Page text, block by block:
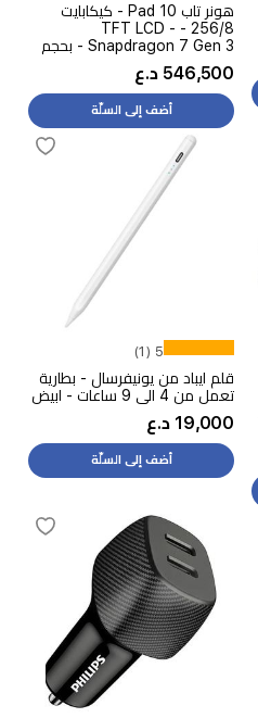
هونر تاب Pad 10 - كيكابايت
256/8 - TFT LCD -
Snapdragon 7 Gen 3 - بحجم
+ كيبورد هونر
546,500 د.ع
أضف إلى السلّة
5 (1)
قلم ايباد من يونيفرسال - بطارية
تعمل من 4 الى 9 ساعات - ابيض
19,000 د.ع
أضف إلى السلّة